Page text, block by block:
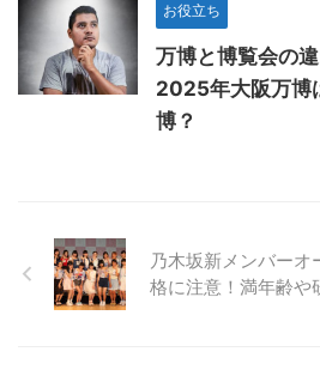
お役立ち
万博と博覧会の
2025年大阪万博
博？
乃木坂新メンバーオ
格に注意！満年齢や